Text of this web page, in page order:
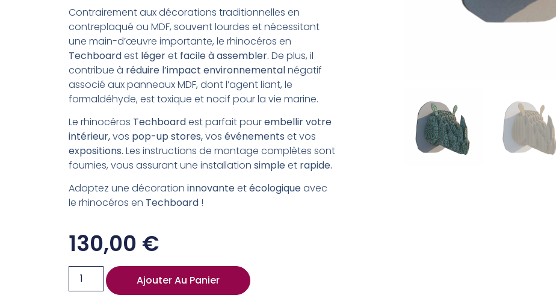
Contrairement aux décorations traditionnelles en
contreplaqué ou MDF, souvent lourdes et nécessitant
une main-d’œuvre importante, le rhinocéros en
Techboardest légeret facileàassembler. De plus, il
contribue à réduire l’impact environnementalnégatif
associé aux panneaux MDF, dont l’agent liant, le
formaldéhyde, est toxique et nocif pour la vie marine.
Le rhinocéros Techboardest parfait pourembellir votre
intérieur,vos pop-up stores,vos événements et vos
expositions. Les instructions de montage complètes sont
fournies, vous assurant une installation simpleet rapide.
Adoptez une décoration innovanteetécologiqueavec
le rhinocéros en Techboard!
130,00 €
Ajouter Au Panier